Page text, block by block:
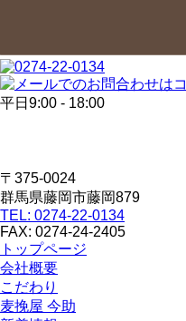
平日9:00 - 18:00
〒375-0024
群馬県藤岡市藤岡879
TEL: 0274-22-0134
FAX: 0274-24-2405
トップページ
会社概要
こだわり
麦挽屋 今助